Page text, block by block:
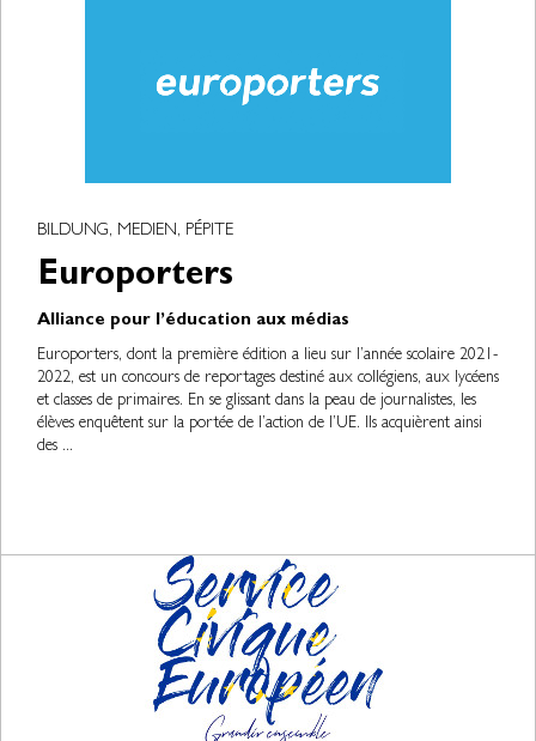
BILDUNG, MEDIEN, PÉPITE
Europorters
Alliance pour l’éducation aux médias
Europorters, dont la première édition a lieu sur l’année scolaire 2021-
2022, est un concours de reportages destiné aux collégiens, aux lycéens
et classes de primaires. En se glissant dans la peau de journalistes, les
élèves enquêtent sur la portée de l’action de l’UE. Ils acquièrent ainsi
des ...